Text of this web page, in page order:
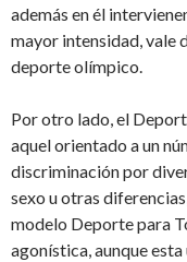
además en él
mayor intensidad, vale
deporte olímpico.
Por otro lado, el
aquel orientado a un
discriminación por
sexo u otras
modelo Deporte para
agonística, aunque